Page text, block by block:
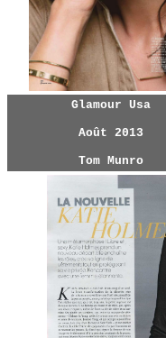
Glamour Usa
Août 2013
Tom Munro